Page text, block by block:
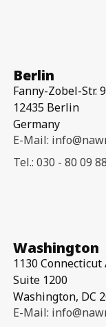
Berlin
Fanny-Zobel-Str. 9
12435 Berlin
Germany
E-Mail:
Tel.: 030 - 80 09
Washington
1130 Connecticut
Suite 1200
Washington, DC
E-Mail: